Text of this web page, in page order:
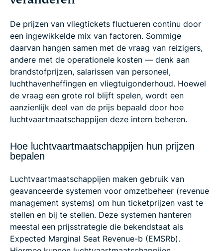
De prijzen van vliegtickets fluctueren continu door
een ingewikkelde mix van factoren. Sommige
daarvan hangen samen met de vraag van reizigers,
andere met de operationele kosten — denk aan
brandstofprijzen, salarissen van personeel,
luchthavenheffingen en vliegtuigonderhoud. Hoewel
de vraag een grote rol blijft spelen, wordt een
aanzienlijk deel van de prijs bepaald door hoe
luchtvaartmaatschappijen deze intern beheren.
Hoe luchtvaartmaatschappijen hun prijzen
bepalen
Luchtvaartmaatschappijen maken gebruik van
geavanceerde systemen voor omzetbeheer (revenue
management systems) om hun ticketprijzen vast te
stellen en bij te stellen. Deze systemen hanteren
meestal een prijsstrategie die bekendstaat als
Expected Marginal Seat Revenue-b (EMSRb).